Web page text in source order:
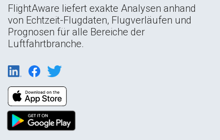
FlightAware liefert exakte Analysen anhand
von Echtzeit-Flugdaten, Flugverläufen und
Prognosen für alle Bereiche der
Luftfahrtbranche.